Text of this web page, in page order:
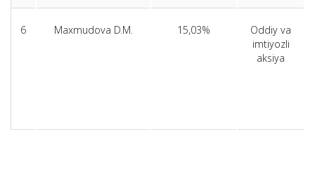
6 Maxmudova D.M. 15,03%
Oddiy va
imtiyozli
aksiya